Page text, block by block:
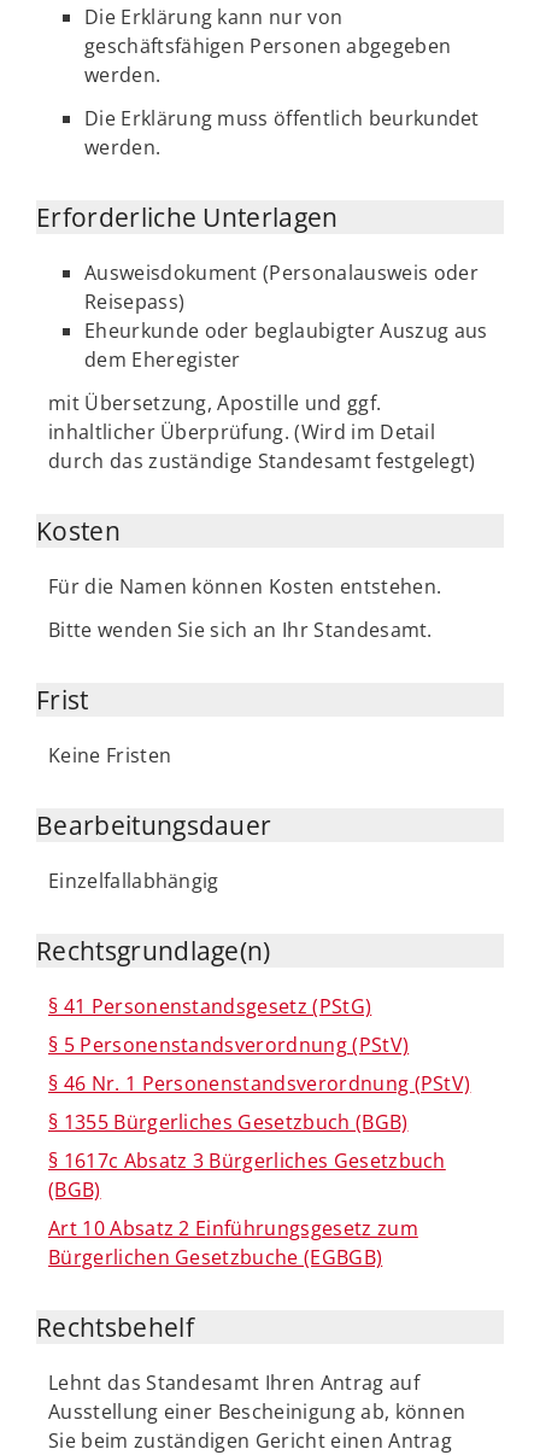
Die Erklärung kann nur von
geschäftsfähigen Personen abgegeben
werden.
Die Erklärung muss öffentlich beurkundet
werden.
Erforderliche Unterlagen
Ausweisdokument (Personalausweis oder
Reisepass)
Eheurkunde oder beglaubigter Auszug aus
dem Eheregister
mit Übersetzung, Apostille und ggf.
inhaltlicher Überprüfung. (Wird im Detail
durch das zuständige Standesamt festgelegt)
Kosten
Für die Namen können Kosten entstehen.
Bitte wenden Sie sich an Ihr Standesamt.
Frist
Keine Fristen
Bearbeitungsdauer
Einzelfallabhängig
Rechtsgrundlage(n)
§ 41 Personenstandsgesetz (PStG)
§ 5 Personenstandsverordnung (PStV)
§ 46 Nr. 1 Personenstandsverordnung (PStV)
§ 1355 Bürgerliches Gesetzbuch (BGB)
§ 1617c Absatz 3 Bürgerliches Gesetzbuch
(BGB)
Art 10 Absatz 2 Einführungsgesetz zum
Bürgerlichen Gesetzbuche (EGBGB)
Rechtsbehelf
Lehnt das Standesamt Ihren Antrag auf
Ausstellung einer Bescheinigung ab, können
Sie beim zuständigen Gericht einen Antrag